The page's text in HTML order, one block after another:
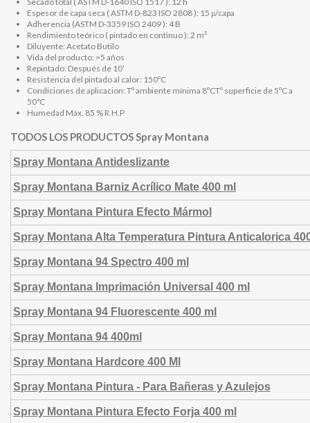
Espesor de capa seca ( ASTM D-823 ISO 2808 ): 15 μ/capa
Adherencia (ASTM D-3359 ISO 2409 ): 4 B
Rendimiento teórico ( pintado en continuo ): 2 m²
Diluyente: Acetato Butilo
Vida del producto: >5 años
Repintado: Después de 10’
Resistencia del pintado al calor: 150ºC
Condiciones de aplicacion: Tº ambiente mínima 8ºCTº superficie de 5ºC a
50ªC
Humedad Máx. 85 % R.H.P
TODOS LOS PRODUCTOSSpray Montana
Spray Montana Antideslizante
Spray Montana Barniz Acrílico Mate 400 ml
Spray Montana Pintura Efecto Mármol
Spray Montana Alta Temperatura Pintura Anticalorica
Spray Montana 94 Spectro 400 ml
Spray Montana Imprimación Universal 400 ml
Spray Montana 94 Fluorescente 400 ml
Spray Montana 94 400ml
Spray Montana Hardcore 400 Ml
Spray Montana Pintura - Para Bañeras y Azulejos
Spray Montana Pintura Efecto Forja 400 ml